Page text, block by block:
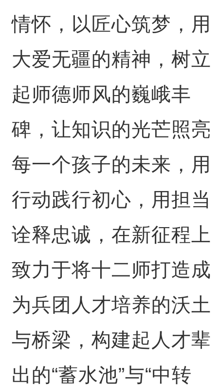
情怀，以匠心筑梦，用
大爱无疆的精神，树立
起师德师风的巍峨丰
碑，让知识的光芒照亮
每一个孩子的未来，用
行动践行初心，用担当
诠释忠诚，在新征程上
致力于将十二师打造成
为兵团人才培养的沃土
与桥梁，构建起人才辈
出的“蓄水池”与“中转